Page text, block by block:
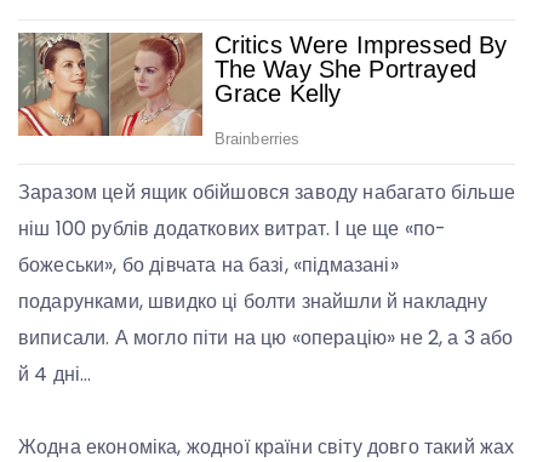
Заразом цей ящик обійшовся заводу набагато більше
ніш 100 рублів додаткових витрат. І це ще «по-
божеськи», бо дівчата на базі, «підмазані»
подарунками, швидко ці болти знайшли й накладну
виписали. А могло піти на цю «операцію» не 2, а 3 або
й 4 дні…
Жодна економіка, жодної країни світу довго такий жах